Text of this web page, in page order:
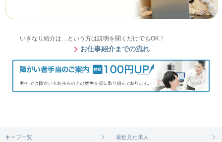
いきなり紹介は…という方は説明を聞くだけでもOK！
お仕事紹介までの流れ
キープ一覧 最近見た求人